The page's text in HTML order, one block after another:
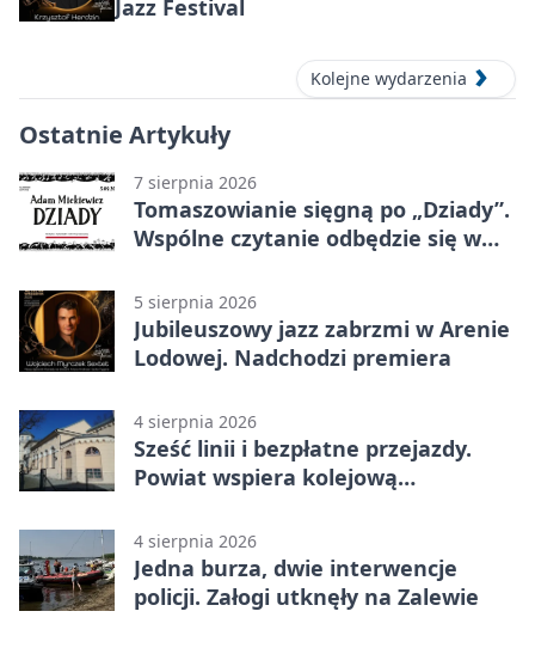
Jazz Festival
Kolejne wydarzenia
Ostatnie Artykuły
7 sierpnia 2026
Tomaszowianie sięgną po „Dziady”.
Wspólne czytanie odbędzie się w
5 sierpnia 2026
Jubileuszowy jazz zabrzmi w Arenie
Lodowej. Nadchodzi premiera
4 sierpnia 2026
Sześć linii i bezpłatne przejazdy.
Powiat wspiera kolejową
4 sierpnia 2026
Jedna burza, dwie interwencje
policji. Załogi utknęły na Zalewie